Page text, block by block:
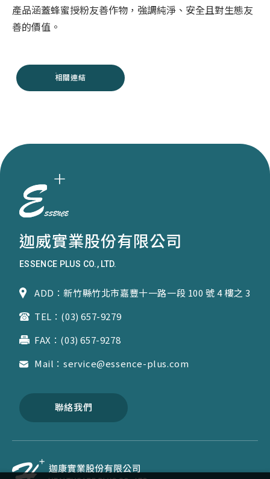
產品涵蓋蜂蜜授粉友善作物，強調純淨、安全且對生態友
善的價值。
相關連結
迦威實業股份有限公司
ESSENCE PLUS CO., LTD.
ADD：新竹縣竹北市嘉豐十一路一段 100 號 4 樓之 3
TEL：(03) 657-9279
FAX：(03) 657-9278
Mail：service@essence-plus.com
聯絡我們